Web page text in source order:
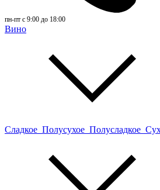
пн-пт с 9:00 до 18:00
Вино
Сладкое Полусухое Полусладкое